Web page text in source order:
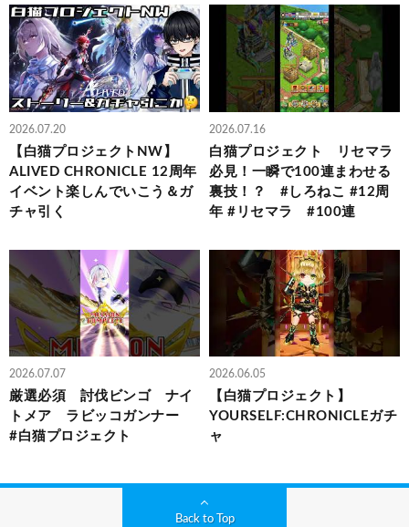
2026.07.20
【白猫プロジェクトNW】
ALIVED CHRONICLE 12周年
イベント楽しんでいこう＆ガ
チャ引く
2026.07.16
白猫プロジェクト リセマラ
必見！一瞬で100連まわせる
裏技！？ #しろねこ #12周
年 #リセマラ #100連
2026.07.07
厳選必須 討伐ビンゴ ナイ
トメア ラビッコガンナー
#白猫プロジェクト
2026.06.05
【白猫プロジェクト】
YOURSELF:CHRONICLEガチ
ャ
Back to Top